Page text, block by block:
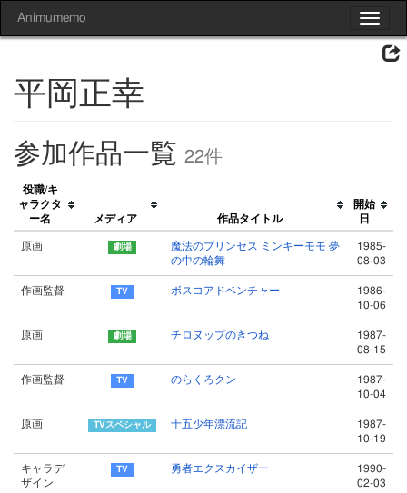
Toggle
Animumemo
平岡正幸
参加作品一覧 22件
役職/キ
ャラクタ
ー名
メディア 作品タイトル
開始
日
原画
魔法のプリンセス ミンキーモモ 夢
の中の輪舞
1985-
08-03
作画監督 ボスコアドベンチャー
1986-
10-06
原画 チロヌップのきつね
1987-
08-15
作画監督 のらくろクン
1987-
10-04
原画 十五少年漂流記
1987-
10-19
キャラデ
ザイン
勇者エクスカイザー
1990-
02-03